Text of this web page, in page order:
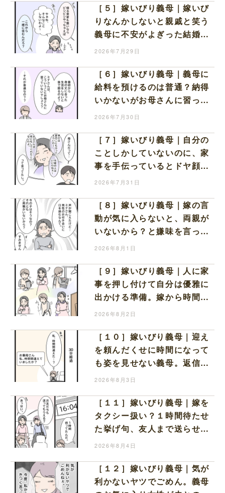
［５］嫁いびり義母｜嫁いび
りなんかしないと親戚と笑う
義母に不安がよぎった結婚
式。不安なまま同居生活スタ
2026年7月29日
［６］嫁いびり義母｜義母に
給料を預けるのは普通？納得
いかないがお母さんに習って
ないでしょと言われ自信が持
2026年7月30日
［７］嫁いびり義母｜自分の
ことしかしていないのに、家
事を手伝っているとドヤ顔す
る夫に開いた口が塞がらない
2026年7月31日
［８］嫁いびり義母｜嫁の言
動が気に入らないと、両親が
いないから？と嫌味を言って
くる義母に言葉を失う
2026年8月1日
［９］嫁いびり義母｜人に家
事を押し付けて自分は優雅に
出かける準備。嫁から時間も
お金も搾取する義母
2026年8月2日
［１０］嫁いびり義母｜迎え
を頼んだくせに時間になって
も姿を見せない義母。返信す
らなく不安な時間を過ごす
2026年8月3日
［１１］嫁いびり義母｜嫁を
タクシー扱い？１時間待たせ
た挙げ句、友人まで送らせる
義母が図々しい
2026年8月4日
［１２］嫁いびり義母｜気が
利かないヤツでごめん。義母